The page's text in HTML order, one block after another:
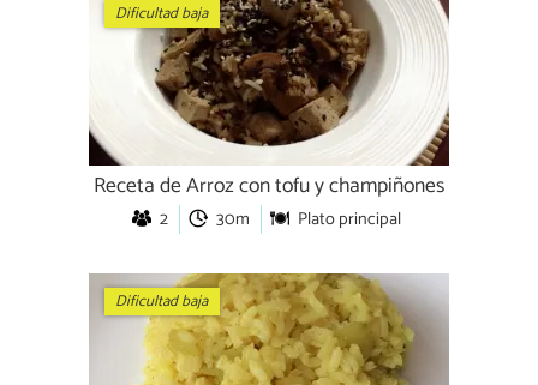
Dificultad baja
Receta de Arroz con tofu y champiñones
2 30m Plato principal
Dificultad baja